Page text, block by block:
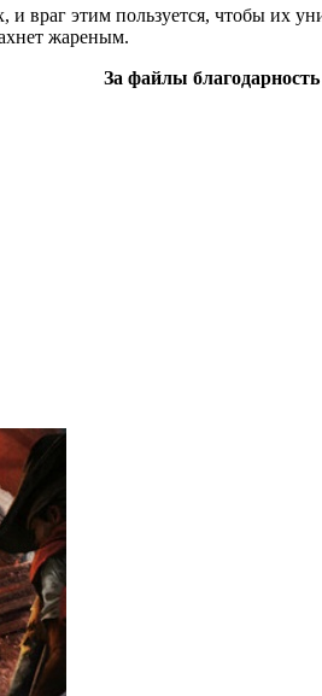
враг этим пользуется, чтобы их
жареным.
За файлы